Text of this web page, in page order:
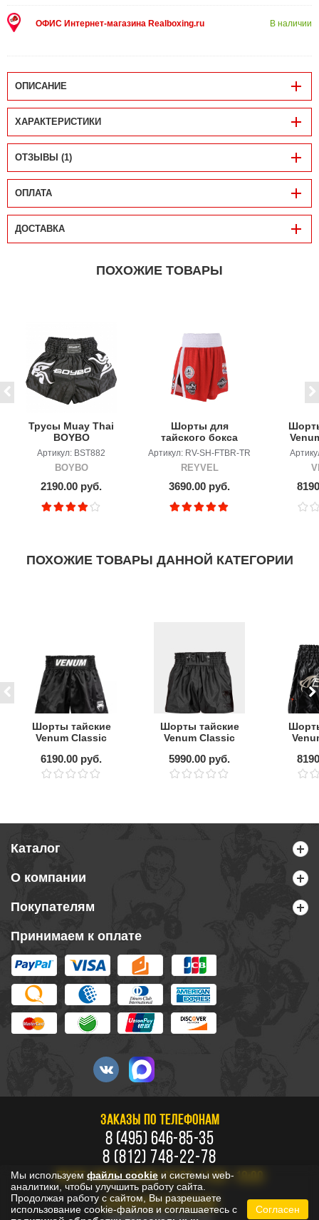
ОФИС Интернет-магазина Realboxing.ru В наличии
ОПИСАНИЕ
ХАРАКТЕРИСТИКИ
ОТЗЫВЫ (1)
ОПЛАТА
ДОСТАВКА
ПОХОЖИЕ ТОВАРЫ
Трусы Muay Thai
BOYBO
Артикул: BST882
BOYBO
2190.00 руб.
Шорты для
тайского бокса
REYVEL ФТБР-
TEAM RUSSIA
Артикул: RV-SH-FTBR-TR
REYVEL
3690.00 руб.
ПОХОЖИЕ ТОВАРЫ ДАННОЙ КАТЕГОРИИ
Шорты тайские
Venum Classic
6190.00 руб.
Шорты тайские
Venum Classic
5990.00 руб.
Каталог
О компании
Покупателям
Принимаем к оплате
ЗАКАЗЫ ПО ТЕЛЕФОНАМ
8 (495) 646-85-35
8 (812) 748-22-78
ПН-ПТ: 10:00 - 20:00, СБ-ВС: 11:00 - 18:00
БЕСПЛАТНО ПО РОССИИ
Мы используем файлы cookie и системы web-
аналитики, чтобы улучшить работу сайта.
Продолжая работу с сайтом, Вы разрешаете
использование cookie-файлов и соглашаетесь с
Согласен